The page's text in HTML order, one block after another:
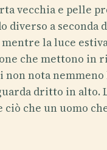
vecchia e pelle
diverso a seconda
la luce
che mettono in
nota
dritto in alto.
che un uomo